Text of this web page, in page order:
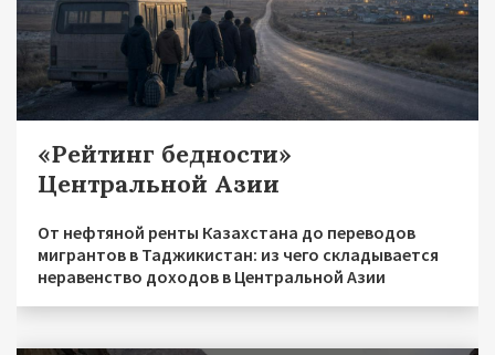
«Рейтинг бедности»
Центральной Азии
От нефтяной ренты Казахстана до переводов
мигрантов в Таджикистан: из чего складывается
неравенство доходов в Центральной Азии